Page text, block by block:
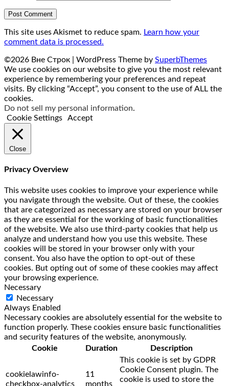
This site uses Akismet to reduce spam. Learn how your
comment data is processed.
©2026 Вне Строк | WordPress Theme by SuperbThemes
We use cookies on our website to give you the most relevant
experience by remembering your preferences and repeat
visits. By clicking “Accept”, you consent to the use of ALL the
cookies.
Do not sell my personal information.
Cookie Settings
Accept
Close
Privacy Overview
This website uses cookies to improve your experience while
you navigate through the website. Out of these, the cookies
that are categorized as necessary are stored on your browser
as they are essential for the working of basic functionalities
of the website. We also use third-party cookies that help us
analyze and understand how you use this website. These
cookies will be stored in your browser only with your
consent. You also have the option to opt-out of these
cookies. But opting out of some of these cookies may affect
your browsing experience.
Necessary
Necessary
Always Enabled
Necessary cookies are absolutely essential for the website to
function properly. These cookies ensure basic functionalities
and security features of the website, anonymously.
Cookie
Duration Description
cookielawinfo-
checkbox-analytics
11
months
This cookie is set by GDPR
Cookie Consent plugin. The
cookie is used to store the